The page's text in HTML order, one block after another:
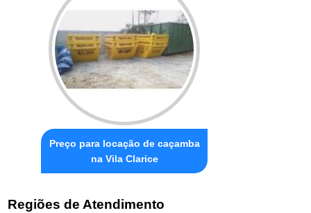
Preço para locação de caçamba
na Vila Clarice
Regiões de Atendimento